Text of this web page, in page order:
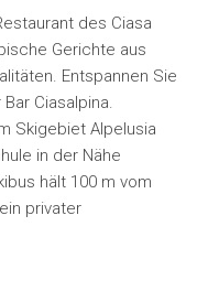
des Ciasa
Gerichte aus
Entspannen Sie
Ciasalpina.
Skigebiet Alpelusia
in der Nähe
hält 100 m vom
privater